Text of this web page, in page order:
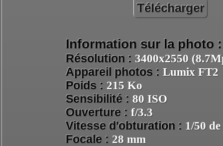
Télécharger
Information sur la photo :
Résolution : 3400x2550
Appareil photos : Lumix FT2
Poids : 215 Ko
Sensibilité : 80 ISO
Ouverture : f/3.3
Vitesse d'obturation : 1/50
Focale : 28 mm